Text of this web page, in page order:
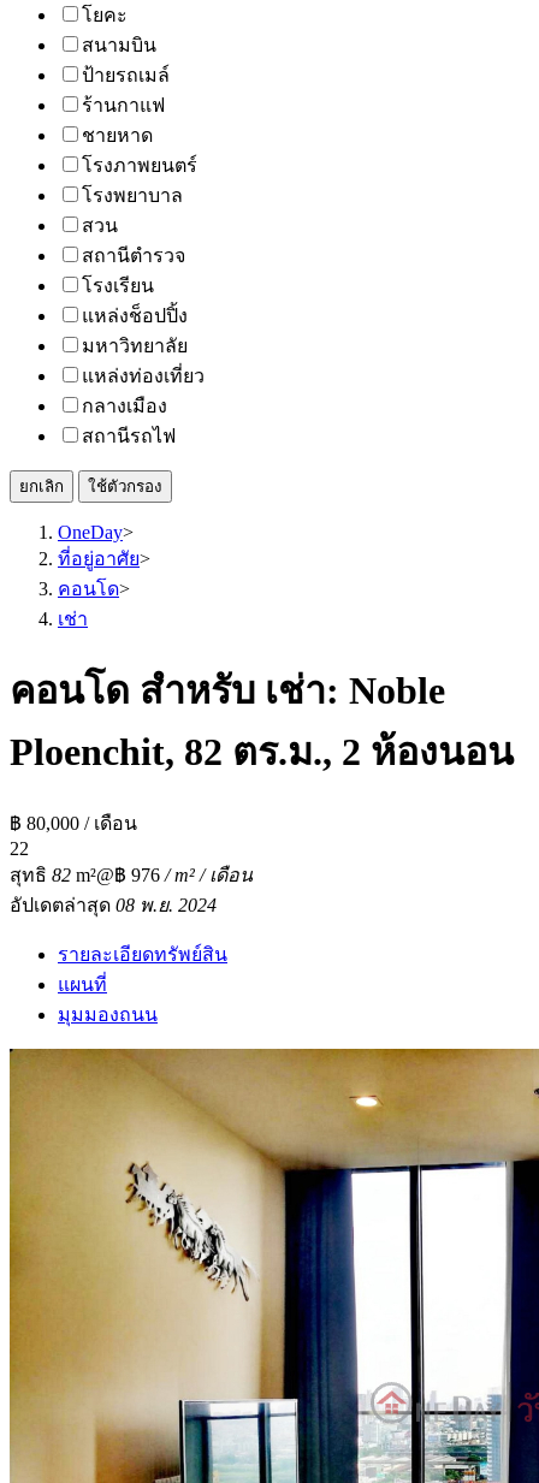
โยคะ
สนามบิน
ป้ายรถเมล์
ร้านกาแฟ
ชายหาด
โรงภาพยนตร์
โรงพยาบาล
สวน
สถานีตำรวจ
โรงเรียน
แหล่งช็อปปิ้ง
มหาวิทยาลัย
แหล่งท่องเที่ยว
กลางเมือง
สถานีรถไฟ
ยกเลิก ใช้ตัวกรอง
OneDay>
ที่อยู่อาศัย>
คอนโด>
เช่า
คอนโด สำหรับ เช่า: Noble
Ploenchit, 82 ตร.ม., 2 ห้องนอน
฿ 80,000 / เดือน
22
สุทธิ 82 m²@฿ 976 / m² / เดือน
อัปเดตล่าสุด 08 พ.ย. 2024
รายละเอียดทรัพย์สิน
แผนที่
มุมมองถนน